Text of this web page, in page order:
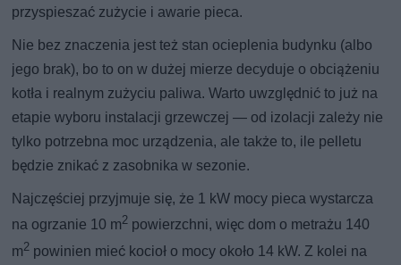
przyspieszać zużycie i awarie pieca.
Nie bez znaczenia jest też stan ocieplenia budynku (albo
jego brak), bo to on w dużej mierze decyduje o obciążeniu
kotła i realnym zużyciu paliwa. Warto uwzględnić to już na
etapie wyboru instalacji grzewczej — od izolacji zależy nie
tylko potrzebna moc urządzenia, ale także to, ile pelletu
będzie znikać z zasobnika w sezonie.
Najczęściej przyjmuje się, że 1 kW mocy pieca wystarcza
na ogrzanie 10 m2 powierzchni, więc dom o metrażu 140
m2 powinien mieć kocioł o mocy około 14 kW. Z kolei na